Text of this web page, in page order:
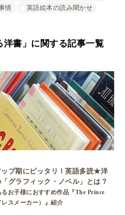
情
英語絵本の読み聞かせ
洋書」に関する記事一覧
プ期にピッタリ！英語多読★洋
グラフィック・ノベル」とは？
お子様におすすめ作品『The Prince
スメーカー）』紹介